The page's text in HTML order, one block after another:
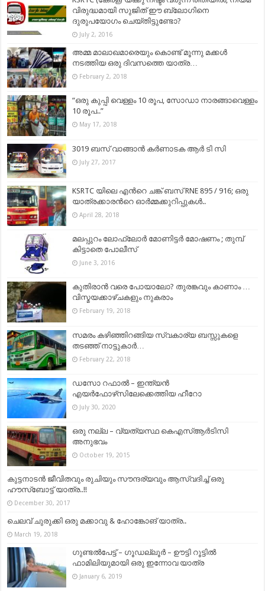
വിരുദ്ധമായി സുജിത് ഈ ബ്ലോഗിനെ
ദുരുപയോഗം ചെയ്തിട്ടുണ്ടോ?
July 2, 2016
അമ്മ മാലാഖമാരെയും കൊണ്ട് മൂന്നു മക്കള്‍
നടത്തിയ ഒരു ദിവസത്തെ യാത്ര…
February 2, 2018
“ഒരു കുപ്പി വെള്ളം 10 രൂപ, സോഡാ നാരങ്ങാവെള്ളം
10 രൂപ..”
May 17, 2018
3019 ബസ് വാങ്ങാൻ കർണാടക ആർ ടി സി
July 27, 2017
KSRTC യിലെ എന്‍റെ ചങ്ക് ബസ് RNE 895 / 916; ഒരു
യാത്രക്കാരന്‍റെ ഓര്‍മ്മക്കുറിപ്പുകള്‍..
April 28, 2018
മലപ്പുറം ലോഫ്ലോര്‍ മോണിട്ടര്‍ മോഷണം ; തുമ്പ്
കിട്ടാതെ പോലീസ്
June 3, 2016
കുതിരാൻ വരെ പോയാലോ? തുരങ്കവും കാണാം …
വിസ്മയക്കാഴ്ചകളും നുകരാം
February 19, 2018
സമരം കഴിഞ്ഞിറങ്ങിയ സ്വകാര്യ ബസ്സുകളെ
തടഞ്ഞ് നാട്ടുകാർ…
February 22, 2018
ഡസോ റഫാൽ – ഇന്ത്യൻ
എയർഫോഴ്‌സിലേക്കെത്തിയ ഹീറോ
July 30, 2020
ഒരു നല്ല – വ്യത്യസ്ഥ കെഎസ്ആർടിസി
അനുഭവം
October 19, 2015
കുട്ടനാടന്‍ ജീവിതവും രുചിയും സൗന്ദര്യവും ആസ്വദിച്ച് ഒരു
ഹൗസ്ബോട്ട് യാത്ര..!!
December 30, 2017
ചെലവ് ചുരുക്കി ഒരു മക്കാവു & ഹോങ്കോങ് യാത്ര..
March 19, 2018
ഗുണ്ടല്‍പേട്ട് – ഗൂഡല്ലൂര്‍ – ഊട്ടി റൂട്ടില്‍
ഫാമിലിയുമായി ഒരു ഇന്നോവ യാത്ര
January 6, 2019